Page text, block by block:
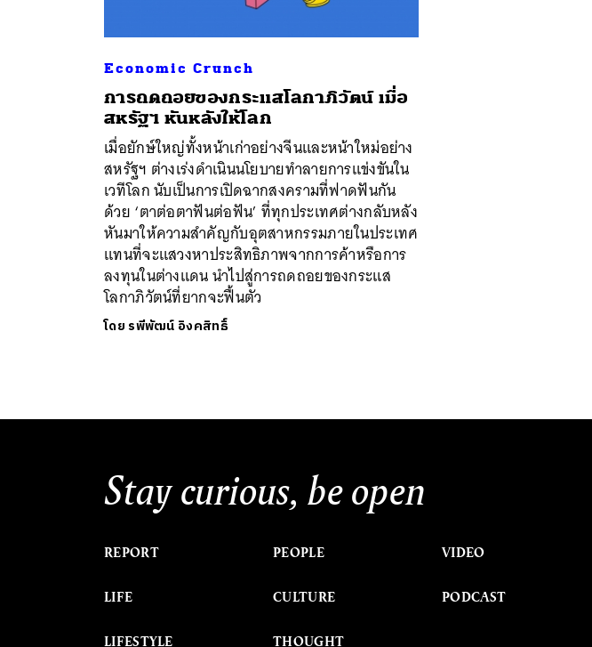
Economic Crunch
การถดถอยของกระแสโลกาภิวัตน์ เมื่อ
สหรัฐฯ หันหลังให้โลก
เมื่อยักษ์ใหญ่ทั้งหน้าเก่าอย่างจีนและหน้าใหม่อย่าง
สหรัฐฯ ต่างเร่งดำเนินนโยบายทำลายการแข่งขันใน
เวทีโลก นับเป็นการเปิดฉากสงครามที่ฟาดฟันกัน
ด้วย ‘ตาต่อตาฟันต่อฟัน’ ที่ทุกประเทศต่างกลับหลัง
หันมาให้ความสำคัญกับอุตสาหกรรมภายในประเทศ
แทนที่จะแสวงหาประสิทธิภาพจากการค้าหรือการ
ลงทุนในต่างแดน นำไปสู่การถดถอยของกระแส
โลกาภิวัตน์ที่ยากจะฟื้นตัว
โดย รพีพัฒน์ อิงคสิทธิ์
Stay curious, be open
REPORT
LIFE
LIFESTYLE
PEOPLE
CULTURE
THOUGHT
VIDEO
PODCAST
ค้นหา